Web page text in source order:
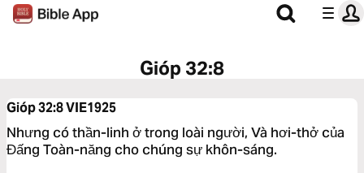
Gióp 32:8
Gióp 32:8VIE1925
Nhưng có thần-linh ở trong loài người, Và hơi-thở của
Đấng Toàn-năng cho chúng sự khôn-sáng.